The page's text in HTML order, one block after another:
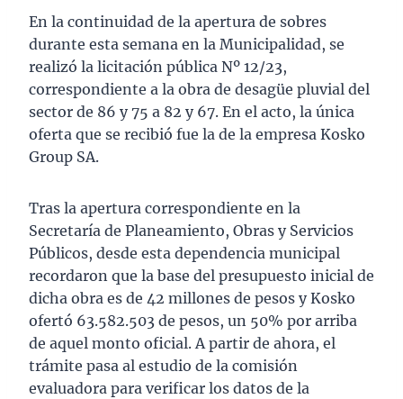
En la continuidad de la apertura de sobres
durante esta semana en la Municipalidad, se
realizó la licitación pública Nº 12/23,
correspondiente a la obra de desagüe pluvial del
sector de 86 y 75 a 82 y 67. En el acto, la única
oferta que se recibió fue la de la empresa Kosko
Group SA.
Tras la apertura correspondiente en la
Secretaría de Planeamiento, Obras y Servicios
Públicos, desde esta dependencia municipal
recordaron que la base del presupuesto inicial de
dicha obra es de 42 millones de pesos y Kosko
ofertó 63.582.503 de pesos, un 50% por arriba
de aquel monto oficial. A partir de ahora, el
trámite pasa al estudio de la comisión
evaluadora para verificar los datos de la